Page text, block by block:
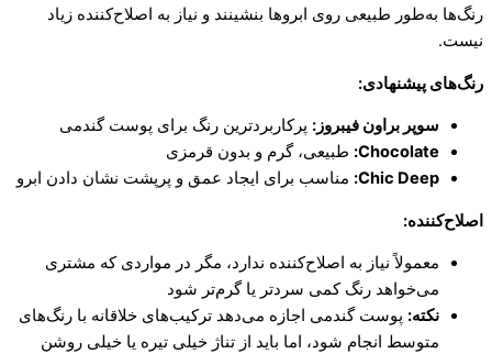
رنگ‌ها به‌طور طبیعی روی ابروها بنشینند و نیاز به اصلاح‌کننده زیاد
نیست.
رنگ‌های پیشنهادی:
سوپر براون فیبروز: پرکاربردترین رنگ برای پوست گندمی
Chocolate: طبیعی، گرم و بدون قرمزی
Chic Deep: مناسب برای ایجاد عمق و پرپشت نشان دادن ابرو
اصلاح‌کننده:
معمولاً نیاز به اصلاح‌کننده ندارد، مگر در مواردی که مشتری
می‌خواهد رنگ کمی سردتر یا گرم‌تر شود
نکته:پوست گندمی اجازه می‌دهد ترکیب‌های خلاقانه با رنگ‌های
متوسط انجام شود، اما باید از تناژ خیلی تیره یا خیلی روشن